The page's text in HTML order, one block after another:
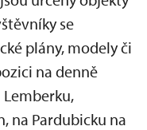
se
plány, modely či
na denně
na Pardubicku na